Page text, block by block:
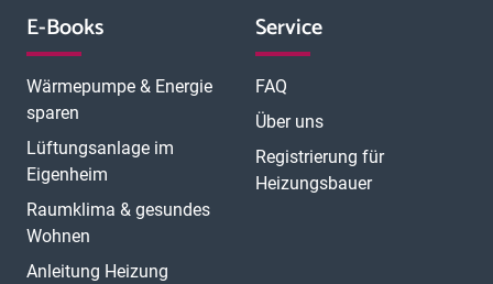
E-Books
Wärmepumpe & Energie
sparen
Lüftungsanlage im
Eigenheim
Raumklima & gesundes
Wohnen
Anleitung Heizung
Service
FAQ
Über uns
Registrierung für
Heizungsbauer